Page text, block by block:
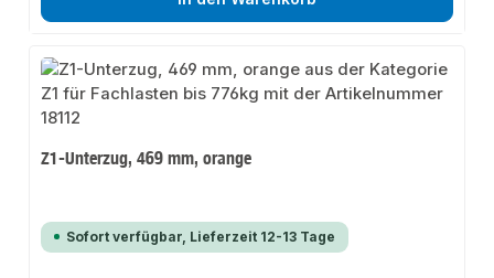
Z1-Unterzug, 469 mm, orange
Sofort verfügbar, Lieferzeit 12-13 Tage